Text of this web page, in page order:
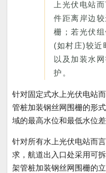
上光伏电站
件距离岸边
栅；若光伏
(如村庄)较近
以及加装水
护。
针对固定式水上光伏电站
管桩加装钢丝网围栅的形
域的最高水位和最低水位差
针对所有水上光伏电站而
求，航道出入口处采用可
架管桩加装钢丝网围栅的